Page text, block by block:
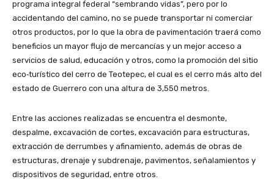
programa integral federal “sembrando vidas”, pero por lo
accidentando del camino, no se puede transportar ni comerciar
otros productos, por lo que la obra de pavimentación traerá como
beneficios un mayor flujo de mercancías y un mejor acceso a
servicios de salud, educación y otros, como la promoción del sitio
eco‐turístico del cerro de Teotepec, el cual es el cerro más alto del
estado de Guerrero con una altura de 3,550 metros.
Entre las acciones realizadas se encuentra el desmonte,
despalme, excavación de cortes, excavación para estructuras,
extracción de derrumbes y afinamiento, además de obras de
estructuras, drenaje y subdrenaje, pavimentos, señalamientos y
dispositivos de seguridad, entre otros.